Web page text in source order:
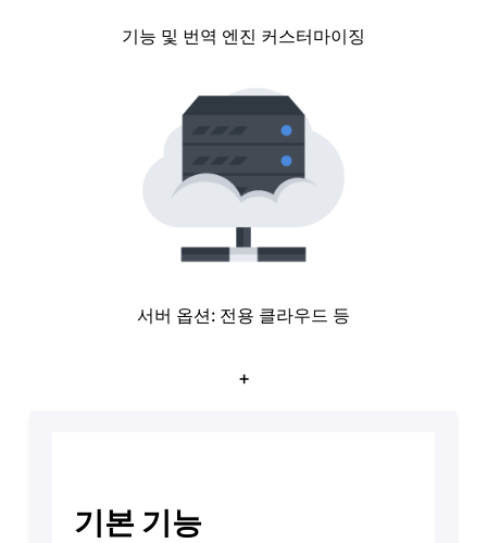
기능 및 번역 엔진 커스터마이징
서버 옵션: 전용 클라우드 등
+
기본 기능